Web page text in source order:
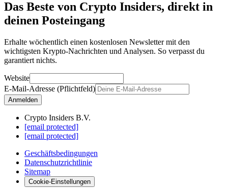
Das Beste von Crypto Insiders, direkt in
deinen Posteingang
Erhalte wöchentlich einen kostenlosen Newsletter mit den
wichtigsten Krypto-Nachrichten und Analysen. So verpasst du
garantiert nichts.
Website
E-Mail-Adresse (Pflichtfeld)
Anmelden
Crypto Insiders B.V.
[email protected]
[email protected]
Geschäftsbedingungen
Datenschutzrichtlinie
Sitemap
Cookie-Einstellungen